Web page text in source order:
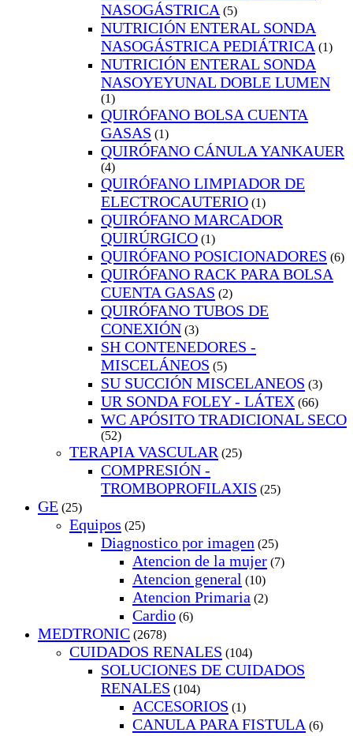
NASOGÁSTRICA (5)
NUTRICIÓN ENTERAL SONDA
NASOGÁSTRICA PEDIÁTRICA (1)
NUTRICIÓN ENTERAL SONDA
NASOYEYUNAL DOBLE LUMEN
(1)
QUIRÓFANO BOLSA CUENTA
GASAS (1)
QUIRÓFANO CÁNULA YANKAUER
(4)
QUIRÓFANO LIMPIADOR DE
ELECTROCAUTERIO (1)
QUIRÓFANO MARCADOR
QUIRÚRGICO (1)
QUIRÓFANO POSICIONADORES (6)
QUIRÓFANO RACK PARA BOLSA
CUENTA GASAS (2)
QUIRÓFANO TUBOS DE
CONEXIÓN (3)
SH CONTENEDORES -
MISCELÁNEOS (5)
SU SUCCIÓN MISCELANEOS (3)
UR SONDA FOLEY - LÁTEX (66)
WC APÓSITO TRADICIONAL SECO
(52)
TERAPIA VASCULAR (25)
COMPRESIÓN -
TROMBOPROFILAXIS (25)
GE (25)
Equipos (25)
Diagnostico por imagen (25)
Atencion de la mujer (7)
Atencion general (10)
Atencion Primaria (2)
Cardio (6)
MEDTRONIC (2678)
CUIDADOS RENALES (104)
SOLUCIONES DE CUIDADOS
RENALES (104)
ACCESORIOS (1)
CANULA PARA FISTULA (6)